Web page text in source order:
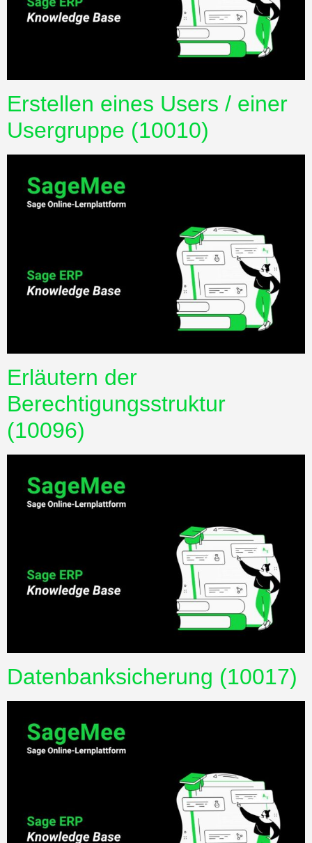
Erstellen eines Users / einer
Usergruppe (10010)
Erläutern der
Berechtigungsstruktur
(10096)
Datenbanksicherung (10017)